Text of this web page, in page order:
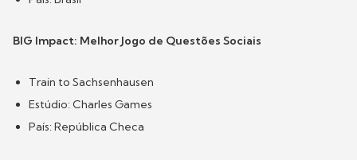
BIG Impact: Melhor Jogo de Questões Sociais
Train to Sachsenhausen
Estúdio: Charles Games
País: República Checa